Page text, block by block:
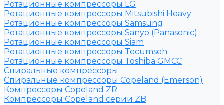
Ротационные компрессоры LG
Ротационные компрессоры Mitsubishi Heavy
Ротационные компрессоры Samsung
Ротационные компрессоры Sanyo (Panasonic)
Ротационные компрессоры Siam
Ротационные компрессоры Tecumseh
Ротационные компрессоры Toshiba GMCC
Спиральные компрессоры
Спиральные компрессоры Copeland (Emerson)
Компрессоры Copeland ZR
Компрессоры Copeland серии ZB